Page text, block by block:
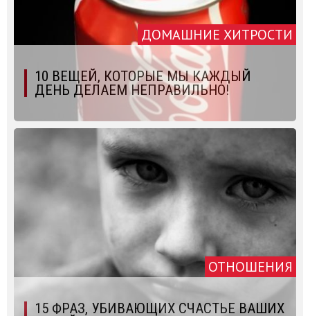
ДОМАШНИЕ ХИТРОСТИ
10 ВЕЩЕЙ, КОТОРЫЕ МЫ КАЖДЫЙ
ДЕНЬ ДЕЛАЕМ НЕПРАВИЛЬНО!
ОТНОШЕНИЯ
15 ФРАЗ, УБИВАЮЩИХ СЧАСТЬЕ ВАШИХ